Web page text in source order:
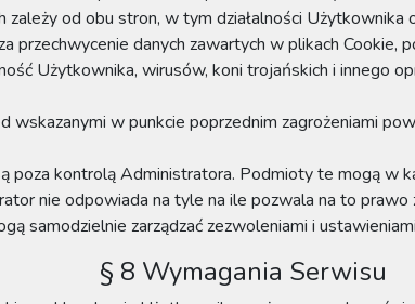
od obu stron, w tym działalności Użytkownika
przechwycenie danych zawartych w plikach Cookie,
Użytkownika, wirusów, koni trojańskich i innego
wskazanymi w punkcie poprzednim zagrożeniami
poza kontrolą Administratora. Podmioty te mogą w
nie odpowiada na tyle na ile pozwala na to prawo
samodzielnie zarządzać zezwoleniami i
§ 8 Wymagania Serwisu